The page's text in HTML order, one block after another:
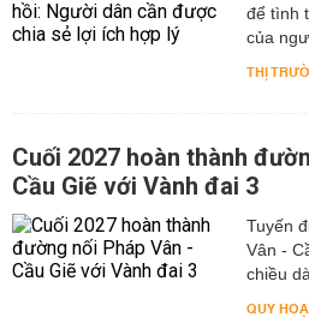
để tình
của
THỊ
Cuối 2027 hoàn thành
Cầu Giẽ với Vành đai 3
Tuyến
Vân -
chiều
QUY